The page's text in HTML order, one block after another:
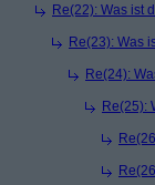
Re(22): Was ist
Re(23): Was
Re(24):
Re(25):